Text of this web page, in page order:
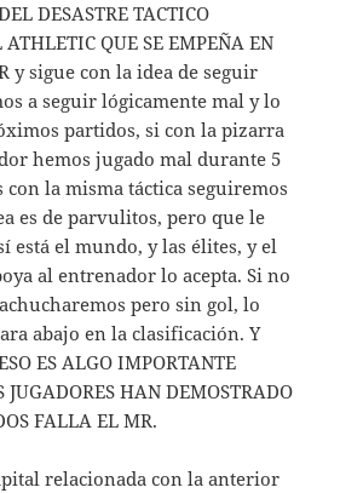
DESASTRE TACTICO
QUE SE EMPEÑA EN
y sigue con la idea de seguir
a seguir lógicamente mal y lo
partidos, si con la pizarra
hemos jugado mal durante 5
con la misma táctica seguiremos
es de parvulitos, pero que le
está el mundo, y las élites, y el
al entrenador lo acepta. Si no
pero sin gol, lo
abajo en la clasificación. Y
ES ALGO IMPORTANTE
JUGADORES HAN DEMOSTRADO
FALLA EL MR.
relacionada con la anterior